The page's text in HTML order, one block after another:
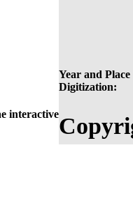
Year and Place
Digitization:
interactive